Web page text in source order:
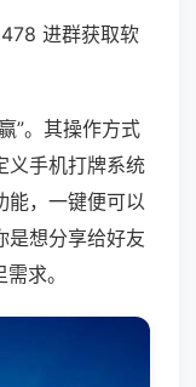
进群获取软
”。其操作方式
义手机打牌系统
能，一键便可以
是想分享给好友
求。